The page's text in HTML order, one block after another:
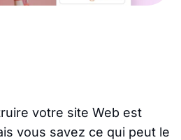
votre site Web est
vous savez ce qui peut le